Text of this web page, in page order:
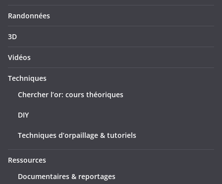
Randonnées
3D
Vidéos
Techniques
Chercher l’or: cours théoriques
DIY
Techniques d’orpaillage & tutoriels
Ressources
Documentaires & reportages